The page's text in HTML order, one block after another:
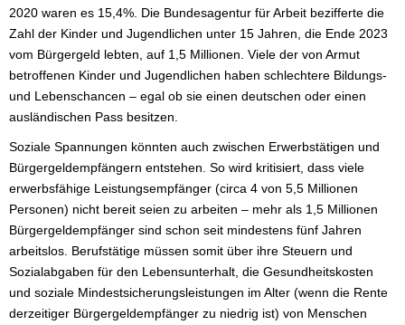
2020 waren es 15,4%. Die Bundesagentur für Arbeit bezifferte die
Zahl der Kinder und Jugendlichen unter 15 Jahren, die Ende 2023
vom Bürgergeld lebten, auf 1,5 Millionen. Viele der von Armut
betroffenen Kinder und Jugendlichen haben schlechtere Bildungs-
und Lebenschancen – egal ob sie einen deutschen oder einen
ausländischen Pass besitzen.
Soziale Spannungen könnten auch zwischen Erwerbstätigen und
Bürgergeldempfängern entstehen. So wird kritisiert, dass viele
erwerbsfähige Leistungsempfänger (circa 4 von 5,5 Millionen
Personen) nicht bereit seien zu arbeiten – mehr als 1,5 Millionen
Bürgergeldempfänger sind schon seit mindestens fünf Jahren
arbeitslos. Berufstätige müssen somit über ihre Steuern und
Sozialabgaben für den Lebensunterhalt, die Gesundheitskosten
und soziale Mindestsicherungsleistungen im Alter (wenn die Rente
derzeitiger Bürgergeldempfänger zu niedrig ist) von Menschen